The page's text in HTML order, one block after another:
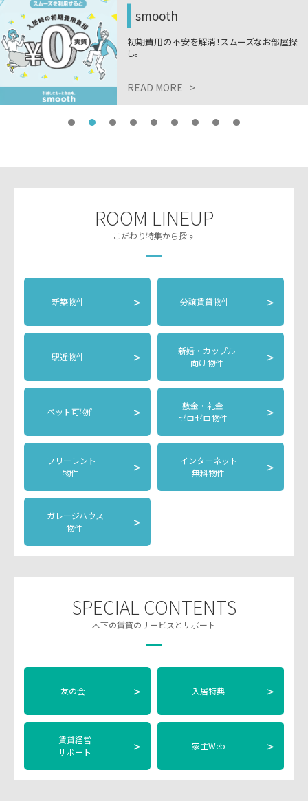
smooth
初期費用の不安を解消！スムーズなお部屋探
し。
READ MORE >
ROOM LINEUP
こだわり特集から探す
新築物件 > 分譲賃貸物件 >
駅近物件 >
新婚・カップル
向け物件
>
ペット可物件 >
敷金・礼金
ゼロゼロ物件
>
フリーレント
物件
>
インターネット
無料物件
>
ガレージハウス
物件
>
SPECIAL CONTENTS
木下の賃貸のサービスとサポート
友の会 > 入居特典 >
賃貸経営
サポート
> 家主Web >